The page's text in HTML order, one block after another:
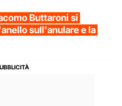
Buttaroni si
sull'anulare e la